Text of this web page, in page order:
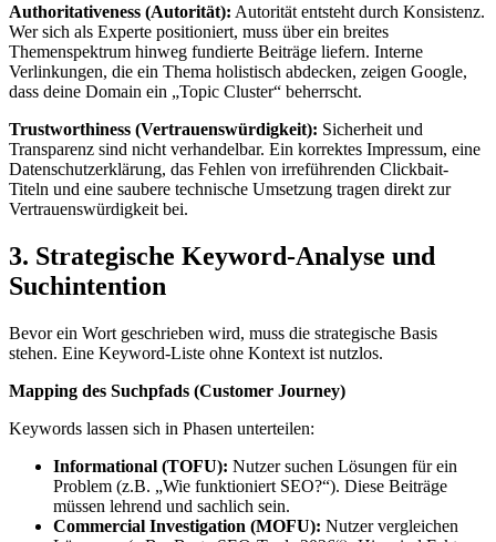
Authoritativeness (Autorität): Autorität entsteht durch Konsistenz.
Wer sich als Experte positioniert, muss über ein breites
Themenspektrum hinweg fundierte Beiträge liefern. Interne
Verlinkungen, die ein Thema holistisch abdecken, zeigen Google,
dass deine Domain ein „Topic Cluster“ beherrscht.
Trustworthiness (Vertrauenswürdigkeit): Sicherheit und
Transparenz sind nicht verhandelbar. Ein korrektes Impressum, eine
Datenschutzerklärung, das Fehlen von irreführenden Clickbait-
Titeln und eine saubere technische Umsetzung tragen direkt zur
Vertrauenswürdigkeit bei.
3. Strategische Keyword-Analyse und
Suchintention
Bevor ein Wort geschrieben wird, muss die strategische Basis
stehen. Eine Keyword-Liste ohne Kontext ist nutzlos.
Mapping des Suchpfads (Customer Journey)
Keywords lassen sich in Phasen unterteilen:
Informational (TOFU): Nutzer suchen Lösungen für ein
Problem (z.B. „Wie funktioniert SEO?“). Diese Beiträge
müssen lehrend und sachlich sein.
Commercial Investigation (MOFU): Nutzer vergleichen